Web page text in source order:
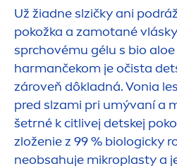
Už žiadne slzičky ani
pokožka a zamotané
sprchovému gélu s bio
harmančekom je očista
zároveň dôkladná. Vonia
pred slzami pri umývaní a
šetrné k citlivej detskej
zloženie z 99 % biologicky
neobsahuje mikroplasty a